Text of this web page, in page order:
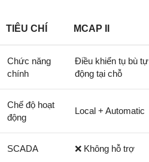
TIÊU CHÍ MCAP II
Chức năng
chính
Điều khiển tụ bù tự
động tại chỗ
Chế độ hoạt
động
Local + Automatic
SCADA ❌ Không hỗ trợ